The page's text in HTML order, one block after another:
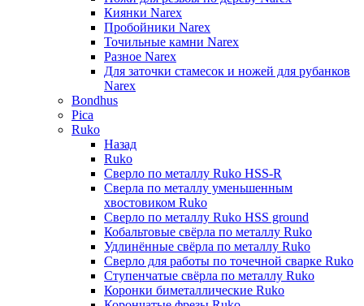
Киянки Narex
Пробойники Narex
Точильные камни Narex
Разное Narex
Для заточки стамесок и ножей для рубанков
Narex
Bondhus
Pica
Ruko
Назад
Ruko
Сверло по металлу Ruko HSS-R
Сверла по металлу уменьшенным
хвостовиком Ruko
Сверло по металлу Ruko HSS ground
Кобальтовые свёрла по металлу Ruko
Удлинённые свёрла по металлу Ruko
Сверло для работы по точечной сварке Ruko
Ступенчатые свёрла по металлу Ruko
Коронки биметаллические Ruko